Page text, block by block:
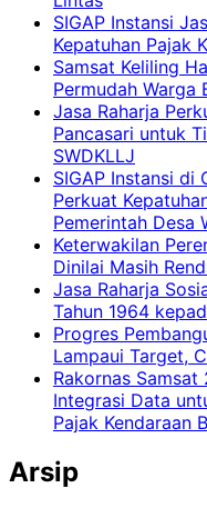
SIGAP Instansi
Kepatuhan Pajak
Samsat Keliling
Permudah Warga
Jasa Raharja
Pancasari untuk
SWDKLLJ
SIGAP Instansi di
Perkuat
Pemerintah Desa
Keterwakilan
Dinilai Masih
Jasa Raharja
Tahun 1964
Progres
Lampaui Target,
Rakornas
Integrasi Data
Pajak Kendaraan
Arsip